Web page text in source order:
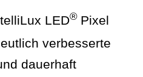
LED® Pixel
verbesserte
dauerhaft